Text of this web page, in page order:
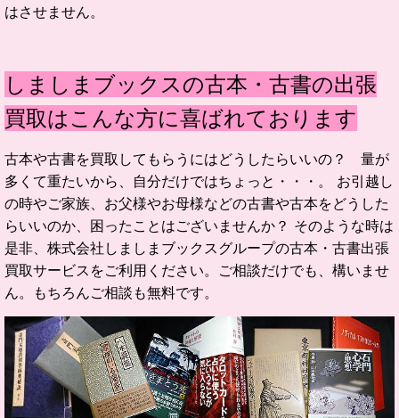
はさせません。
しましまブックスの古本・古書の出張
買取はこんな方に喜ばれております
古本や古書を買取してもらうにはどうしたらいいの？ 量が
多くて重たいから、自分だけではちょっと・・・。 お引越し
の時やご家族、お父様やお母様などの古書や古本をどうした
らいいのか、困ったことはございませんか？ そのような時は
是非、株式会社しましまブックスグループの古本・古書出張
買取サービスをご利用ください。ご相談だけでも、構いませ
ん。もちろんご相談も無料です。